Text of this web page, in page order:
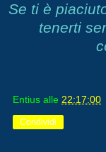
Se ti è
tenerti
Entius alle 22:17:00
Condividi